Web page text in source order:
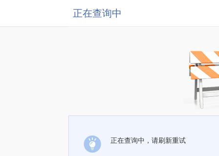
正在查询中
正在查询中，请刷新重试